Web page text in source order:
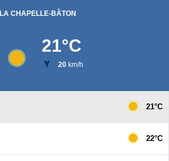
LA CHAPELLE-BÂTON
21°C
20km/h
21°C
22°C